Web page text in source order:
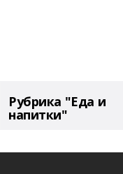
Рубрика "Еда и
напитки"